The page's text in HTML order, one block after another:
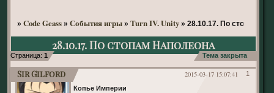
» Code Geass » События игры » Turn IV. Unity » 28.10.17. По стопам
28.10.17. По стопам Наполеона
Страница: 1 Тема закрыта
1
2015-03-17 15:07:41
Sir Gilford
Копье Империи